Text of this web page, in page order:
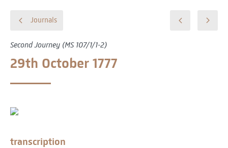
Journals
Second Journey (MS 107/1/1-2)
29th October 1777
transcription